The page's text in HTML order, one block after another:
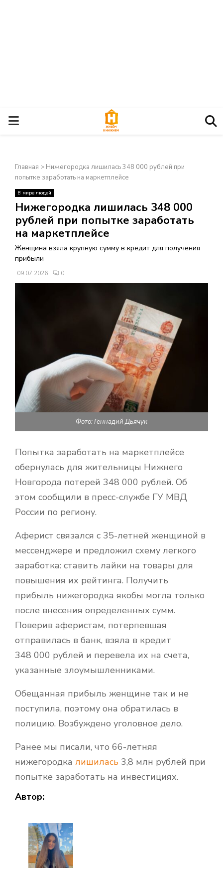
О
Н
О
В
Н
О
Ю
Главная > Нижегородка лишилась 348 000 рублей при
попытке заработать на маркетплейсе
В мире людей
Нижегородка лишилась 348 000
рублей при попытке заработать
на маркетплейсе
Женщина взяла крупную сумму в кредит для получения
прибыли
09.07.2026 0
Фото: Геннадий Дьячук
Попытка заработать на маркетплейсе
обернулась для жительницы Нижнего
Новгорода потерей 348 000 рублей. Об
этом сообщили в пресс-службе ГУ МВД
России по региону.
Аферист связался с 35-летней женщиной в
мессенджере и предложил схему легкого
заработка: ставить лайки на товары для
повышения их рейтинга. Получить
прибыль нижегородка якобы могла только
после внесения определенных сумм.
Поверив аферистам, потерпевшая
отправилась в банк, взяла в кредит
348 000 рублей и перевела их на счета,
указанные злоумышленниками.
Обещанная прибыль женщине так и не
поступила, поэтому она обратилась в
полицию. Возбуждено уголовное дело.
Ранее мы писали, что 66-летняя
нижегородка лишилась 3,8 млн рублей при
попытке заработать на инвестициях.
Автор: